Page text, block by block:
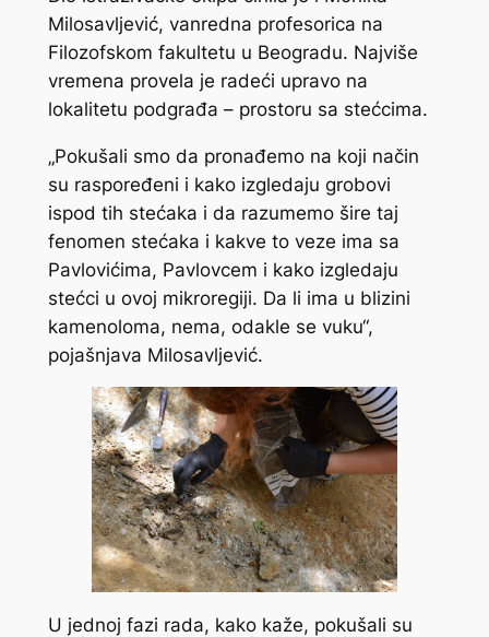
Milosavljević, vanredna profesorica na
Filozofskom fakultetu u Beogradu. Najviše
vremena provela je radeći upravo na
lokalitetu podgrađa – prostoru sa stećcima.
„Pokušali smo da pronađemo na koji način
su raspoređeni i kako izgledaju grobovi
ispod tih stećaka i da razumemo šire taj
fenomen stećaka i kakve to veze ima sa
Pavlovićima, Pavlovcem i kako izgledaju
stećci u ovoj mikroregiji. Da li ima u blizini
kamenoloma, nema, odakle se vuku“,
pojašnjava Milosavljević.
U jednoj fazi rada, kako kaže, pokušali su